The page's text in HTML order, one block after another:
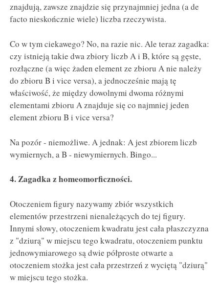
znajdują, zawsze znajdzie się przynajmniej jedna (a de
facto nieskończnie wiele) liczba rzeczywista.
Co w tym ciekawego? No, na razie nic. Ale teraz zagadka:
czy istnieją takie dwa zbiory liczb A i B, które są gęste,
rozłączne (a więc żaden element ze zbioru A nie należy
do zbioru B i vice versa), a jednocześnie mają tę
właściwość, że między dowolnymi dwoma różnymi
elementami zbioru A znajduje się co najmniej jeden
element zbioru B i vice versa?
Na pozór - niemożliwe. A jednak: A jest zbiorem liczb
wymiernych, a B - niewymiernych. Bingo...
4. Zagadka z homeomorficzności.
Otoczeniem figury nazywamy zbiór wszystkich
elementów przestrzeni nienależących do tej figury.
Innymi słowy, otoczeniem kwadratu jest cała płaszczyzna
z "dziurą" w miejscu tego kwadratu, otoczeniem punktu
jednowymiarowego są dwie półproste otwarte a
otoczeniem stożka jest cała przestrzeń z wyciętą "dziurą"
w miejscu tego stożka.